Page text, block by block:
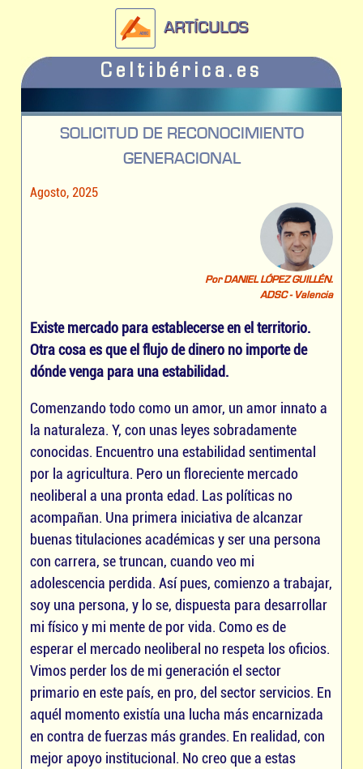
ARTÍCULOS
Celtibérica.es
SOLICITUD DE RECONOCIMIENTO
GENERACIONAL
Agosto, 2025
Por DANIEL LÓPEZ GUILLÉN.
ADSC - Valencia
Existe mercado para establecerse en el territorio.
Otra cosa es que el flujo de dinero no importe de
dónde venga para una estabilidad.
Comenzando todo como un amor, un amor innato a
la naturaleza. Y, con unas leyes sobradamente
conocidas. Encuentro una estabilidad sentimental
por la agricultura. Pero un floreciente mercado
neoliberal a una pronta edad. Las políticas no
acompañan. Una primera iniciativa de alcanzar
buenas titulaciones académicas y ser una persona
con carrera, se truncan, cuando veo mi
adolescencia perdida. Así pues, comienzo a trabajar,
soy una persona, y lo se, dispuesta para desarrollar
mi físico y mi mente de por vida. Como es de
esperar el mercado neoliberal no respeta los oficios.
Vimos perder los de mi generación el sector
primario en este país, en pro, del sector servicios. En
aquél momento existía una lucha más encarnizada
en contra de fuerzas más grandes. En realidad, con
mejor apoyo institucional. No creo que a estas